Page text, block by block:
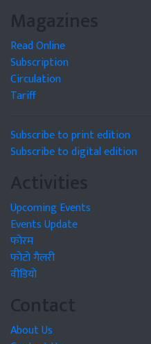
Magazines
Read Online
Subscription
Circulation
Tariff
Subscribe to print edition
Subscribe to digital edition
Activities
Upcoming Events
Events Update
फोरम
फोटो गैलरी
वीडियो
Contact
About Us